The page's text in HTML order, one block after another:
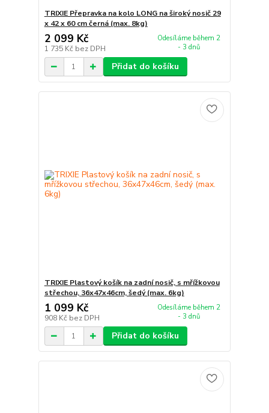
TRIXIE Přepravka na kolo LONG na široký nosič 29
x 42 x 60 cm černá (max. 8kg)
2 099 Kč
1 735 Kč bez DPH
Odesíláme během 2
- 3 dnů
Přidat do košíku
TRIXIE Plastový košík na zadní nosič, s mřížkovou
střechou, 36x47x46cm, šedý (max. 6kg)
1 099 Kč
908 Kč bez DPH
Odesíláme během 2
- 3 dnů
Přidat do košíku